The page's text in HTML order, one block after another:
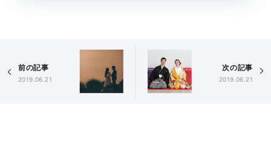
前の記事
2019.06.21
次の記事
2019.06.21